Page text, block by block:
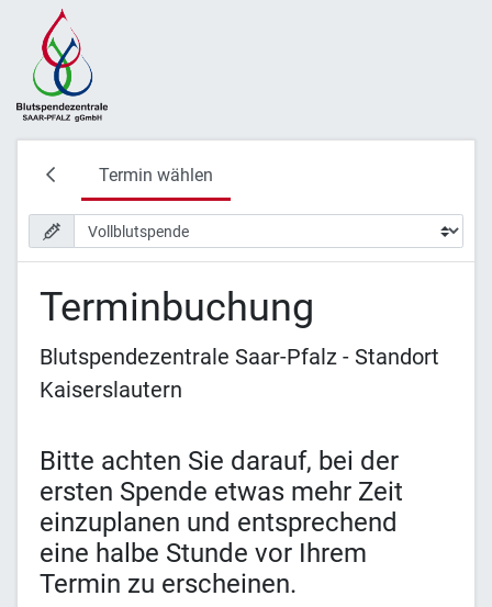
Termin wählen
Terminbuchung
Blutspendezentrale Saar-Pfalz - Standort
Kaiserslautern
Bitte achten Sie darauf, bei der
ersten Spende etwas mehr Zeit
einzuplanen und entsprechend
eine halbe Stunde vor Ihrem
Termin zu erscheinen.